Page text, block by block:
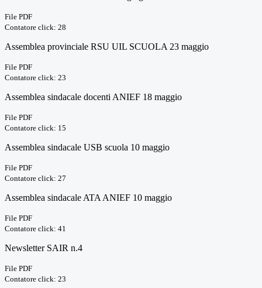
File PDF
Contatore click: 28
Assemblea provinciale RSU UIL SCUOLA 23 maggio
File PDF
Contatore click: 23
Assemblea sindacale docenti ANIEF 18 maggio
File PDF
Contatore click: 15
Assemblea sindacale USB scuola 10 maggio
File PDF
Contatore click: 27
Assemblea sindacale ATA ANIEF 10 maggio
File PDF
Contatore click: 41
Newsletter SAIR n.4
File PDF
Contatore click: 23